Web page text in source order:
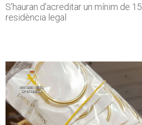
S'hauran d'acreditar un mínim de
residència legal